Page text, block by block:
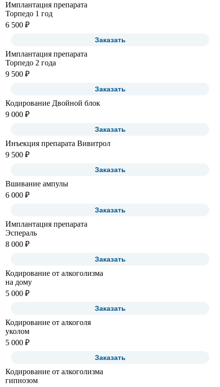
Имплантация препарата
Торпедо 1 год
6 500 ₽
Заказать
Имплантация препарата
Торпедо 2 года
9 500 ₽
Заказать
Кодирование Двойной блок
9 000 ₽
Заказать
Инъекция препарата Вивитрол
9 500 ₽
Заказать
Вшивание ампулы
6 000 ₽
Заказать
Имплантация препарата
Эспераль
8 000 ₽
Заказать
Кодирование от алкоголизма
на дому
5 000 ₽
Заказать
Кодирование от алкоголя
уколом
5 000 ₽
Заказать
Кодирование от алкоголизма
гипнозом